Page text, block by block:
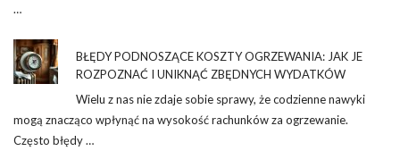
…
BŁĘDY PODNOSZĄCE KOSZTY OGRZEWANIA: JAK JE
ROZPOZNAĆ I UNIKNĄĆ ZBĘDNYCH WYDATKÓW
Wielu z nas nie zdaje sobie sprawy, że codzienne nawyki
mogą znacząco wpłynąć na wysokość rachunków za ogrzewanie.
Często błędy …